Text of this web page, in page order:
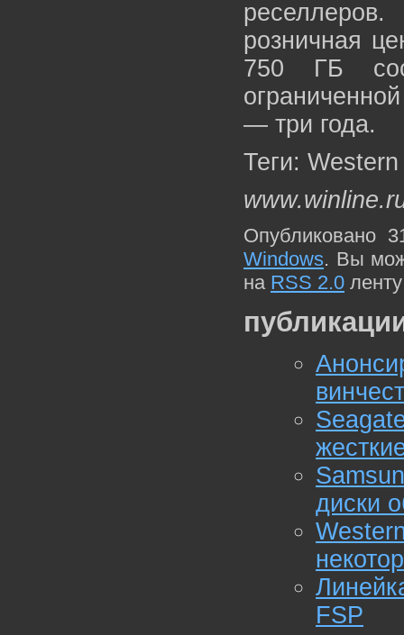
розничная
750 ГБ
— три года.
Теги:
Опубликовано
Windows. Вы
на RSS 2.0
диски
FSP